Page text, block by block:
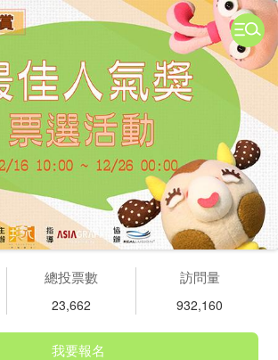
總投票數
23,662
訪問量
932,160
我要報名